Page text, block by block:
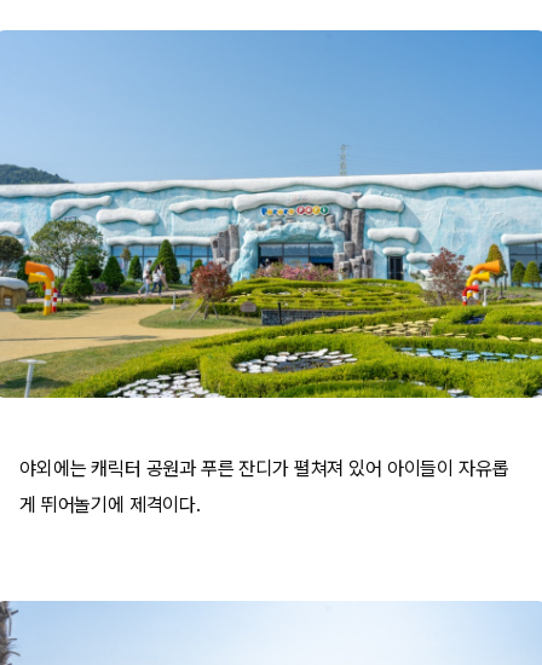
야외에는 캐릭터 공원과 푸른 잔디가 펼쳐져 있어 아이들이 자유롭
게 뛰어놀기에 제격이다.